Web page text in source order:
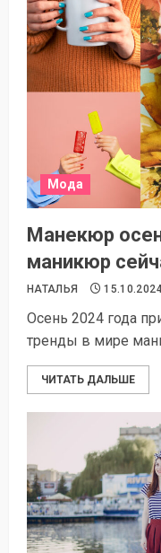
Мода
Манекюр
маникюр
НАТАЛЬЯ
Осень 2024 года
тренды в мире
ЧИТАТЬ ДАЛЬШЕ